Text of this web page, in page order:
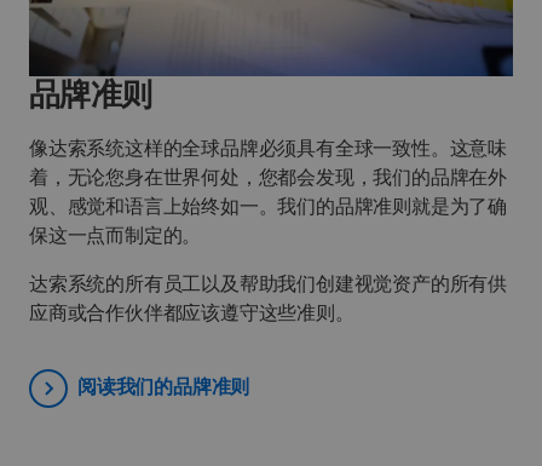
品牌准则
像达索系统这样的全球品牌必须具有全球一致性。这意味
着，无论您身在世界何处，您都会发现，我们的品牌在外
观、感觉和语言上始终如一。我们的品牌准则就是为了确
保这一点而制定的。
达索系统的所有员工以及帮助我们创建视觉资产的所有供
应商或合作伙伴都应该遵守这些准则。
阅读我们的品牌准则